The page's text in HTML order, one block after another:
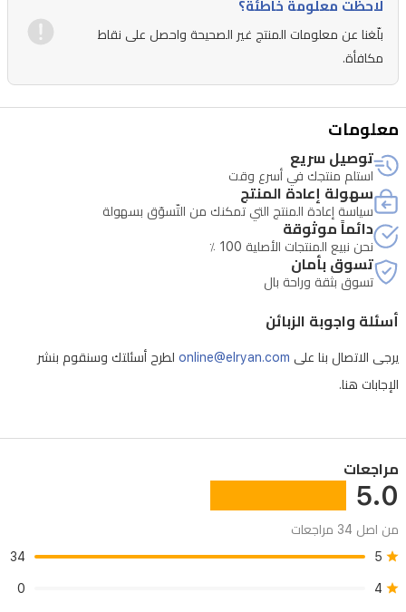
لاحظت معلومة خاطئة؟
بلّغنا عن معلومات المنتج غير الصحيحة واحصل على نقاط
مكافأة.
معلومات
توصيل سريع
استلم منتجك في أسرع وقت
سهولة إعادة المنتج
سياسة إعادة المنتج التي تمكنك من التّسوّق بسهولة
دائماً موثوقة
نحن نبيع المنتجات الأصلية 100 ٪
تسوق بأمان
تسوق بثقة وراحة بال
أسئلة واجوبة الزبائن
يرجى الاتصال بنا على online@elryan.com لطرح أسئلتك وسنقوم بنشر
الإجابات هنا.
مراجعات
5.0
من اصل 34 مراجعات
5
34
4
0